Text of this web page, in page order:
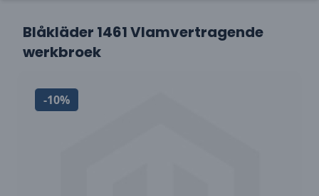
Blåkläder 1461 Vlamvertragende
werkbroek
-10%